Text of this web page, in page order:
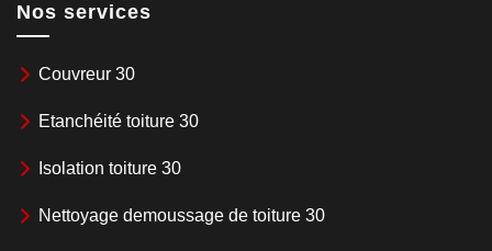
Nos services
Couvreur 30
Etanchéité toiture 30
Isolation toiture 30
Nettoyage demoussage de toiture 30